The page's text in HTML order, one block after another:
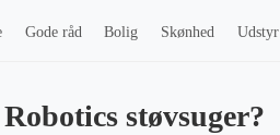
Gode råd Bolig Skønhed Udstyr
støvsuger?